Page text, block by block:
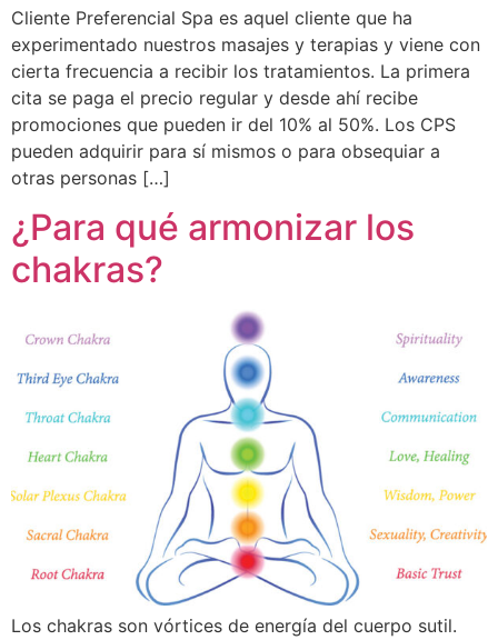
Cliente Preferencial Spa es aquel cliente que ha
experimentado nuestros masajes y terapias y viene con
cierta frecuencia a recibir los tratamientos. La primera
cita se paga el precio regular y desde ahí recibe
promociones que pueden ir del 10% al 50%. Los CPS
pueden adquirir para sí mismos o para obsequiar a
otras personas […]
¿Para qué armonizar los
chakras?
Los chakras son vórtices de energía del cuerpo sutil.